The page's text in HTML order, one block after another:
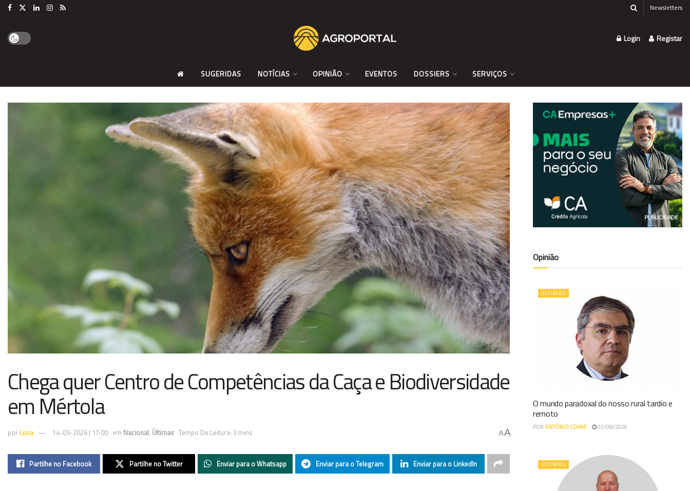
Newsletters
Login Registar
SUGERIDAS NOTÍCIAS OPINIÃO EVENTOS DOSSIERS SERVIÇOS
Chega quer Centro de Competências da Caça e Biodiversidade
em Mértola
por Lusa 14-05-2026 | 17:00 em Nacional, Últimas Tempo De Leitura: 3 mins AA
Partilhe no Facebook Partilhe no Twitter Enviar para o Whatsapp Enviar para o Telegram Enviar para o LinkedIn
Opinião
ÚLTIMAS
O mundo paradoxal do nosso rural tardio e
remoto
PORANTÓNIO COVAS 02/08/2026
ÚLTIMAS